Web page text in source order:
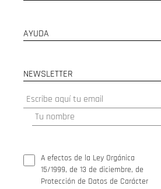
AYUDA
NEWSLETTER
A efectos de la Ley Orgánica
15/1999, de 13 de diciembre, de
Protección de Datos de Carácter